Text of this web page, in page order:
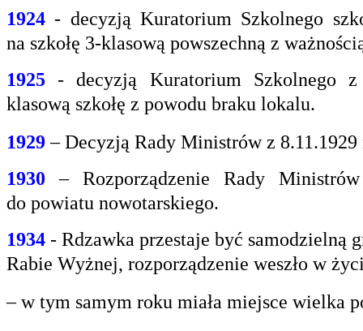
1924 - decyzją Kuratorium Szkolnego
na szkołę 3-klasową powszechną z
1925 - decyzją Kuratorium Szkolnego
klasową szkołę z powodu braku lokalu.
1929– Decyzją Rady Ministrów z
1930 – Rozporządzenie Rady
do powiatu nowotarskiego.
1934 - Rdzawka przestaje być samodzielną
Rabie Wyżnej, rozporządzenie weszło w
– w tym samym roku miała miejsce wielka